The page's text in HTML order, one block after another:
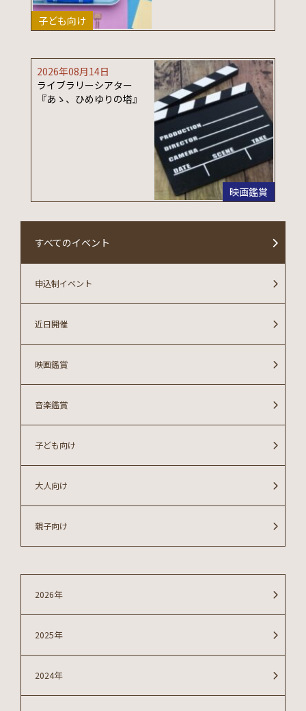
子ども向け
映画鑑賞
2026年08月14日
ライブラリーシアター
『あゝ、ひめゆりの塔』
すべてのイベント
親子向け
大人向け
子ども向け
音楽鑑賞
映画鑑賞
近日開催
申込制イベント
2026年
2025年
2024年